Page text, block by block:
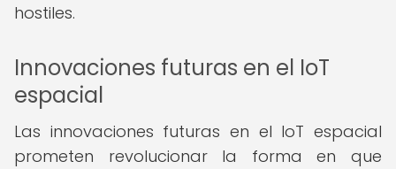
hostiles.
Innovaciones futuras en el IoT
espacial
Las innovaciones futuras en el IoT espacial
prometen revolucionar la forma en que